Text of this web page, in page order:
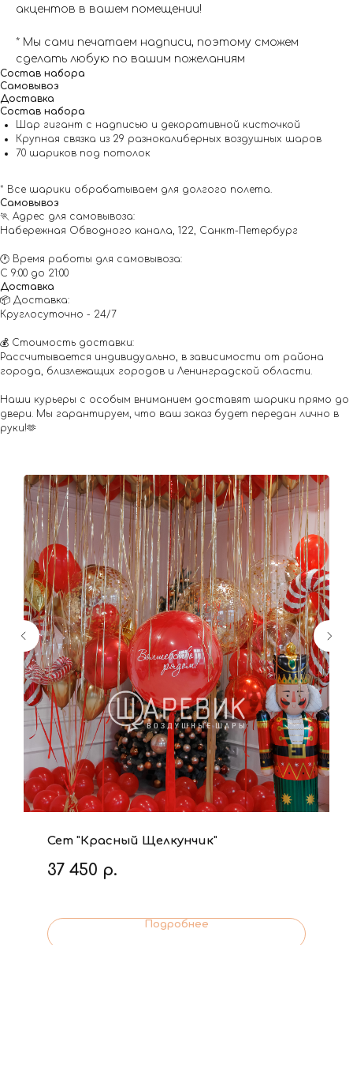
акцентов в вашем помещении!
* Мы сами печатаем надписи, поэтому сможем
сделать любую по вашим пожеланиям
Состав набора
Самовывоз
Доставка
Состав набора
Шар гигант с надписью и декоративной кисточкой
Крупная связка из 29 разнокалиберных воздушных шаров
70 шариков под потолок
* Все шарики обрабатываем для долгого полета.
Самовывоз
🏃 Адрес для самовывоза:
Набережная Обводного канала, 122, Санкт-Петербург
🕐 Время работы для самовывоза:
С 9:00 до 21:00
Доставка
📦 Доставка:
Круглосуточно - 24/7
💰 Стоимость доставки:
Рассчитывается индивидуально, в зависимости от района
города, близлежащих городов и Ленинградской области.
Наши курьеры с особым вниманием доставят шарики прямо до
двери. Мы гарантируем, что ваш заказ будет передан лично в
руки!🫶
Сет "Красный Щелкунчик"
37 450 р.
Подробнее